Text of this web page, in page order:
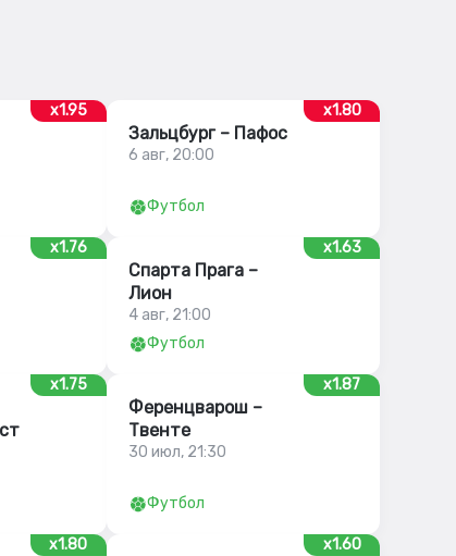
x1.95 x1.80
Зальцбург – Пафос
6 авг, 20:00
Футбол
x1.76 x1.63
Спарта Прага –
Лион
4 авг, 21:00
Футбол
x1.75 x1.87
Ференцварош –
Твенте
30 июл, 21:30
Футбол
x1.80 x1.60